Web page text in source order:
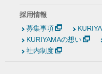
採用情報
募集事項
KURIYAMAの想い
社内制度